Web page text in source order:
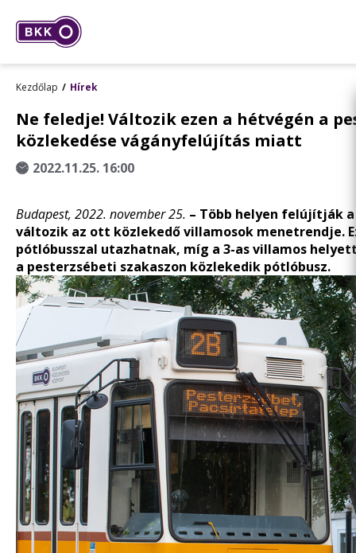
Kezdőlap Hírek
Ne feledje! Változik ezen a hétvégén a
közlekedése vágányfelújítás miatt
2022.11.25. 16:00
Budapest, 2022. november 25. – Több helyen felújítják
változik az ott közlekedő villamosok menetrendje.
pótlóbusszal utazhatnak, míg a 3-as villamos
a pesterzsébeti szakaszon közlekedik pótlóbusz.